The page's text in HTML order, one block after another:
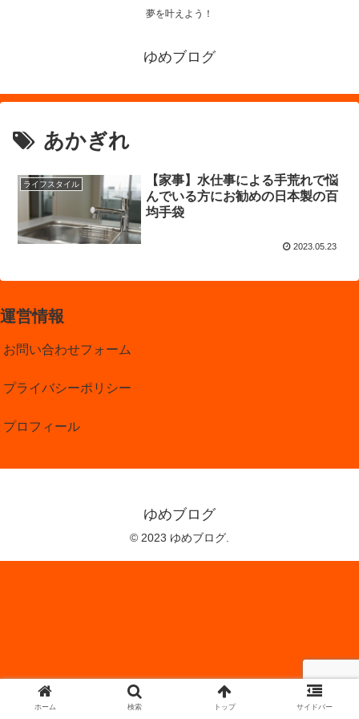
夢を叶えよう！
ゆめブログ
あかぎれ
ライフスタイル
【家事】水仕事による手荒れで悩
んでいる方にお勧めの日本製の百
均手袋
2023.05.23
運営情報
お問い合わせフォーム
プライバシーポリシー
プロフィール
ゆめブログ
© 2023 ゆめブログ.
ホーム 検索 トップ サイドバー